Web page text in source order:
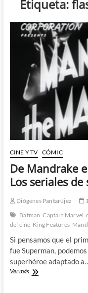
Etiqueta:
CINE Y TV CÓMIC
De Mandrake
Los seriales
Diógenes Pantarújez
Batman Captain Marvel
del cine King Features
Si pensamos que el
fue Superman,
superhéroe adaptado
Ver másDe